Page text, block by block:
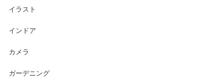
イラスト
インドア
カメラ
ガーデニング